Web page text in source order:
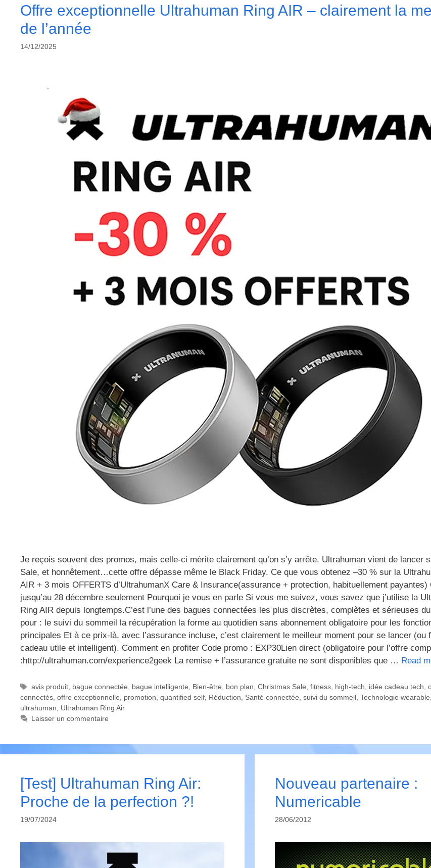
Offre exceptionnelle Ultrahuman Ring AIR – clairement la
de l’année
14/12/2025
Je reçois souvent des promos, mais celle-ci mérite clairement qu’on s’y arrête. Ultrahuman vient de lancer
Sale, et honnêtement…cette offre dépasse même le Black Friday. Ce que vous obtenez –30 % sur la
AIR + 3 mois OFFERTS d’UltrahumanX Care & Insurance(assurance + protection, habituellement payantes)
jusqu’au 28 décembre seulement Pourquoi je vous en parle Si vous me suivez, vous savez que j’utilise la
Ring AIR depuis longtemps.C’est l’une des bagues connectées les plus discrètes, complètes et sérieuses
pour : le suivi du sommeil la récupération la forme au quotidien sans abonnement obligatoire pour les
principales Et à ce prix-là, avec l’assurance incluse, c’est clairement le meilleur moment pour se lancer (ou
cadeau utile et intelligent). Comment en profiter Code promo : EXP30Lien direct (obligatoire pour l’offre
:http://ultrahuman.com/experience2geek La remise + l’assurance gratuite ne sont disponibles que … Read
Étiquettes
avis produit, bague connectée, bague intelligente, Bien-être, bon plan, Christmas Sale, fitness, high-tech, idée cadeau tech,
connectés, offre exceptionnelle, promotion, quantified self, Réduction, Santé connectée, suivi du sommeil, Technologie wearable,
ultrahuman, Ultrahuman Ring Air
Laisser un commentaire
[Test] Ultrahuman Ring Air:
Proche de la perfection ?!
19/07/2024
Nouveau partenaire :
Numericable
28/06/2012